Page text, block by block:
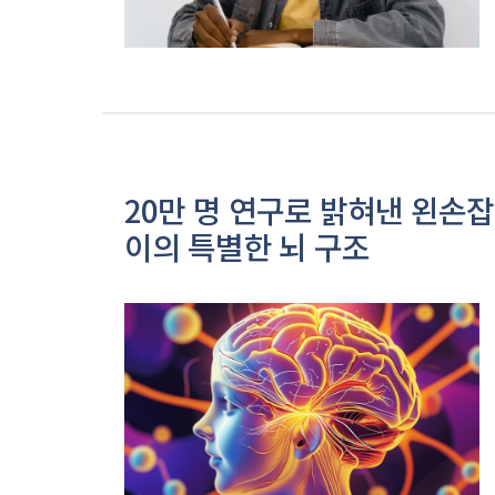
20만 명 연구로 밝혀낸 왼손잡
이의 특별한 뇌 구조